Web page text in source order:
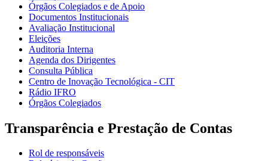
Órgãos Colegiados e de Apoio
Documentos Institucionais
Avaliação Institucional
Eleições
Auditoria Interna
Agenda dos Dirigentes
Consulta Pública
Centro de Inovação Tecnológica - CIT
Rádio IFRO
Órgãos Colegiados
Transparência e Prestação de Contas
Rol de responsáveis